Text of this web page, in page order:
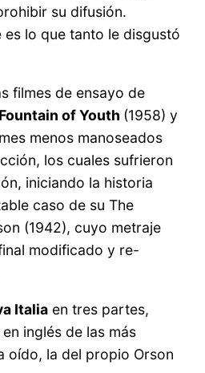
su difusión.
es lo que tanto le disgustó
filmes de ensayo de
Fountain of Youth (1958) y
menos manoseados
los cuales sufrieron
iniciando la historia
caso de su The
(1942), cuyo metraje
modificado y re-
Italia en tres partes,
inglés de las más
oído, la del propio Orson